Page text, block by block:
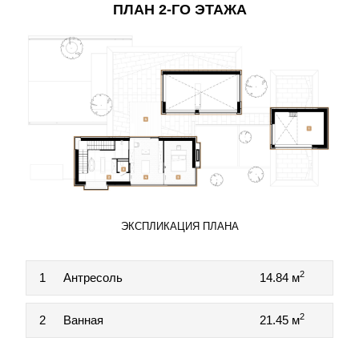
ПЛАН 2-ГО ЭТАЖА
ЭКСПЛИКАЦИЯ ПЛАНА
1 Антресоль 14.84 м2
2 Ванная 21.45 м2